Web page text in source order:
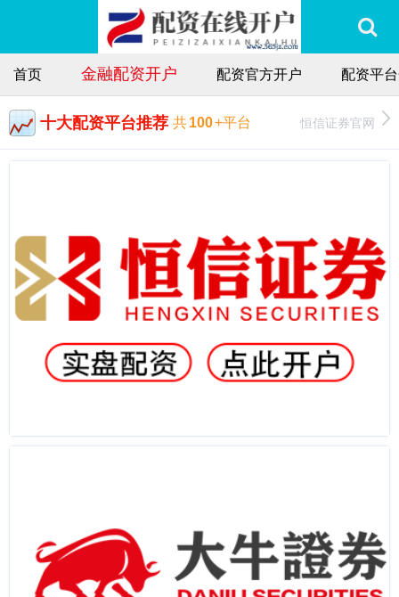
首页 金融配资开户 配资官方开户 配资平
十大配资平台推荐 共100+平台 恒信证券官网